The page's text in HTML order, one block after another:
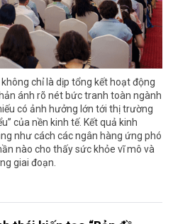
chỉ là dịp tổng kết hoạt động
ánh rõ nét bức tranh toàn ngành
có ảnh hưởng lớn tới thị trường
của nền kinh tế. Kết quả kinh
như cách các ngân hàng ứng phó
nào cho thấy sức khỏe vĩ mô và
giai đoạn.